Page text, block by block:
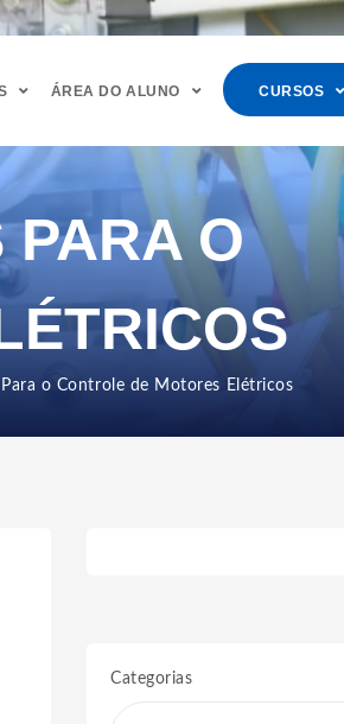
ÁREA DO ALUNO CURSOS
o Controle de Motores Elétricos
O
Categorias